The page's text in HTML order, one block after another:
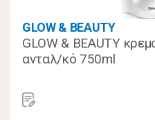
GLOW & BEAUTY
GLOW & BEAUTY
ανταλ/κό 750ml